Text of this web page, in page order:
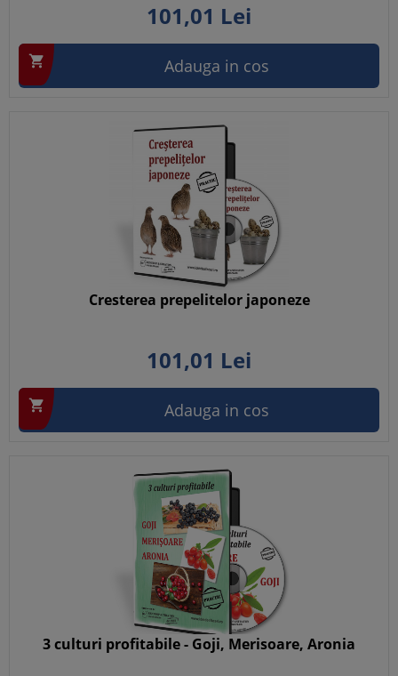
101,01 Lei
 Adauga in cos
Cresterea prepelitelor japoneze
101,01 Lei
 Adauga in cos
3 culturi profitabile - Goji, Merisoare, Aronia